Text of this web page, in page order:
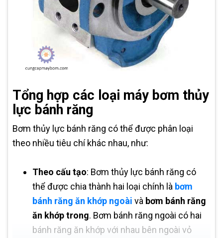
Tổng hợp các loại máy bơm thủy
lực bánh răng
Bơm thủy lực bánh răng có thể được phân loại
theo nhiều tiêu chí khác nhau, như:
Theo cấu tạo: Bơm thủy lực bánh răng có
thể được chia thành hai loại chính là bơm
bánh răng ăn khớp ngoài và bơm bánh răng
ăn khớp trong. Bơm bánh răng ngoài có hai
bánh răng ăn khớp với nhau bên ngoài vỏ